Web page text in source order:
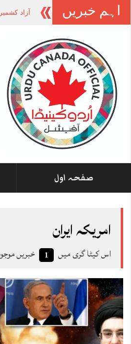
اہم خبریں آزاد
صفحہ اول
امریکہ ایران
اس کیٹا گری میں 1 خبریں